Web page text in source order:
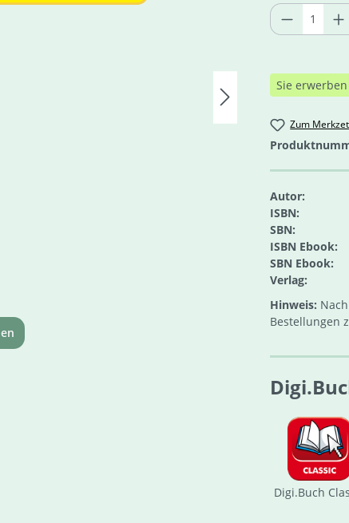
Produkt
Sie
Zum
Autor:
ISBN:
SBN:
ISBN Ebook:
SBN Ebook:
Verlag:
Hinweis:
Bestellungen
Digi.Buch